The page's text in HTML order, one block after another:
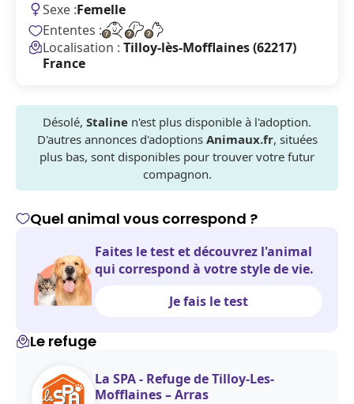
Sexe :Femelle
Ententes :
Localisation : Tilloy-lès-Mofflaines (62217)
France
Désolé, Staline n'est plus disponible à l'adoption.
D'autres annonces d'adoptions Animaux.fr, situées
plus bas, sont disponibles pour trouver votre futur
compagnon.
Quel animal vous correspond ?
Faites le test et découvrez l'animal
qui correspond à votre style de vie.
Je fais le test
Le refuge
La SPA - Refuge de Tilloy-Les-
Mofflaines – Arras